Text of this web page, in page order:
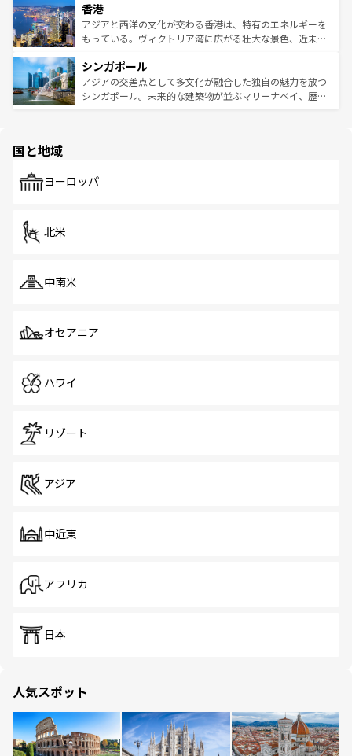
とつ。フォーやバインミー、ベトナムコーヒーなどは、ぜ
ひ現地で味わいたい。どの地域を訪れてもあたたかい人々
が旅行者を迎えてくれるので、きっと忘れられない旅にな
参照してほしい。
の活気が交差している。北部ではチェンマイなどの山岳地
帯で自然と触れ合い、南部ではプーケットやクラビの美し
いビーチでリゾート気分を楽しむことができる。タイ料理
激する。気候は一年中温暖で、どの季節にも異なる楽しみ
が待っている。親しみやすいタイの人々、仏教を中心とし
た文化、そして多様な観光資源が、訪れる旅人を魅了し続
香港
アジアと西洋の文化が交わる香港は、特有のエネルギーを
もっている。ヴィクトリア湾に広がる壮大な景色、近未来
み、どこを訪れても感動するはず。観光スポットが密集し
ており、効率よく見どころを回れるのも魅力。息をのむよ
うな絶景から文化的な体験まで、香港を存分に楽しみ尽く
シンガポール
アジアの交差点として多文化が融合した独自の魅力を放つ
シンガポール。未来的な建築物が並ぶマリーナベイ、歴史
で、ホーカーズは地元の風情を楽しめる外せないスポット
国と地域
ヨーロッパ
北米
中南米
オセアニア
ハワイ
リゾート
アジア
中近東
アフリカ
日本
人気スポット